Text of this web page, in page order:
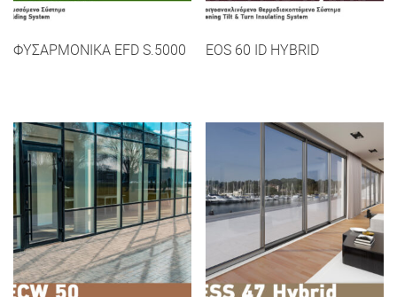
ΦΥΣΑΡΜΟΝΙΚΑ EFD S.5000 EOS 60 ID HYBRID